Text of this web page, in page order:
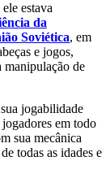
ele estava
da
Soviética, em
e jogos,
manipulação de
jogabilidade
em todo
sua mecânica
todas as idades e